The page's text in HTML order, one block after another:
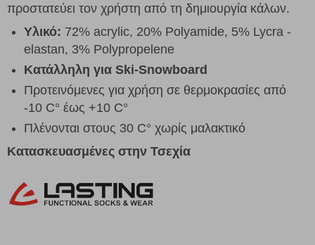
προστατεύει τον χρήστη από τη δημιουργία κάλων.
Υλικό: 72% acrylic, 20% Polyamide, 5% Lycra -
elastan, 3% Polypropelene
Κατάλληλη για Ski-Snowboard
Προτεινόμενες για χρήση σε θερμοκρασίες από
-10 C° έως +10 C°
Πλένονται στους 30 C° χωρίς μαλακτικό
Κατασκευασμένες στην Τσεχία